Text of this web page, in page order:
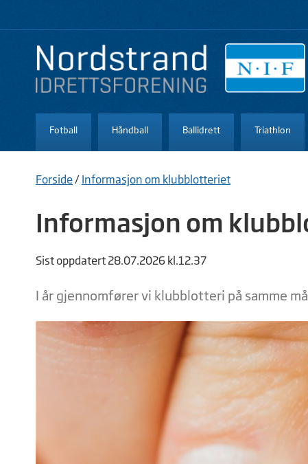
Fotball Håndball Ballidrett Triathlon
Forside/ Informasjon om klubblotteriet
Informasjon om
Sist oppdatert 28.07.2026 kl.12.37
I år gjennomfører vi klubblotteri på samme